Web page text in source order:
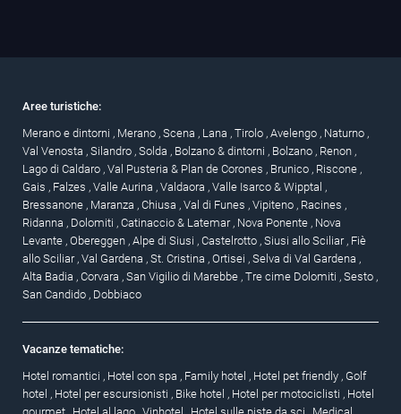
Aree turistiche:
Merano e dintorni , Merano , Scena , Lana , Tirolo , Avelengo , Naturno ,
Val Venosta , Silandro , Solda , Bolzano & dintorni , Bolzano , Renon ,
Lago di Caldaro , Val Pusteria & Plan de Corones , Brunico , Riscone ,
Gais , Falzes , Valle Aurina , Valdaora , Valle Isarco & Wipptal ,
Bressanone , Maranza , Chiusa , Val di Funes , Vipiteno , Racines ,
Ridanna , Dolomiti , Catinaccio & Latemar , Nova Ponente , Nova
Levante , Obereggen , Alpe di Siusi , Castelrotto , Siusi allo Sciliar , Fiè
allo Sciliar , Val Gardena , St. Cristina , Ortisei , Selva di Val Gardena ,
Alta Badia , Corvara , San Vigilio di Marebbe , Tre cime Dolomiti , Sesto ,
San Candido , Dobbiaco
Vacanze tematiche:
Hotel romantici , Hotel con spa , Family hotel , Hotel pet friendly , Golf
hotel , Hotel per escursionisti , Bike hotel , Hotel per motociclisti , Hotel